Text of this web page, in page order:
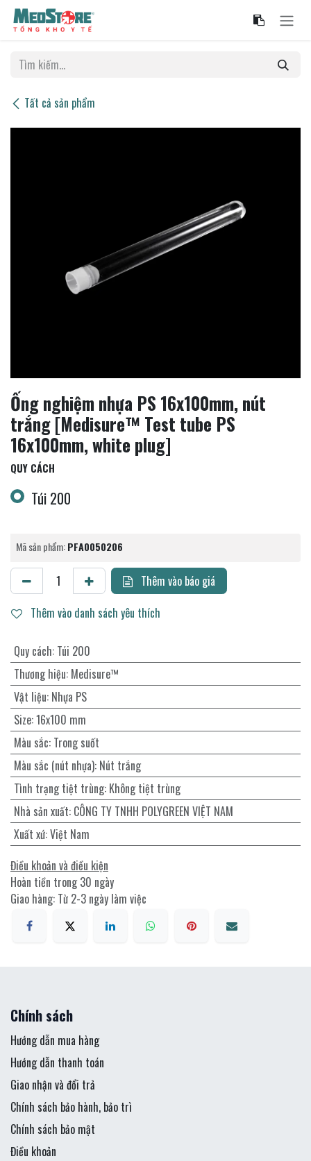
Bỏ qua để đến Nội dung
Tất cả sản phẩm
Ống nghiệm nhựa PS 16x100mm, nút
trắng [Medisure™ Test tube PS
16x100mm, white plug]
QUY CÁCH
Túi 200
Mã sản phẩm:PFA0050206
Thêm vào báo giá
Thêm vào danh sách yêu thích
Quy cách: Túi 200
Thương hiệu: Medisure™
Vật liệu: Nhựa PS
Size:16x100 mm
Màu sắc: Trong suốt
Màu sắc (nút nhựa): Nút trắng
Tình trạng tiệt trùng: Không tiệt trùng
Nhà sản xuất: CÔNG TY TNHH POLYGREEN VIỆT NAM
Xuất xứ:Việt Nam
Điều khoản và điều kiện
Hoàn tiền trong 30 ngày
Giao hàng: Từ 2-3 ngày làm việc
Chính sách
Hướng dẫn mua hàng
Hướng dẫn thanh toán
Giao nhận và đổi trả
Chính sách bảo hành, bảo trì
Chính sách bảo mật
Điều khoản